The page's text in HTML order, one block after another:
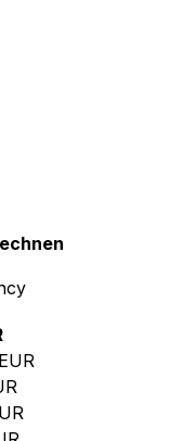
EUR